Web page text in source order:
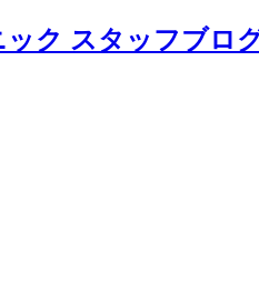
ク スタッフブロ